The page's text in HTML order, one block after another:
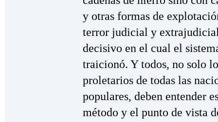
y otras formas de
terror judicial y
decisivo en el cual el
traicionó. Y todos, no solo
proletarios de todas las
populares, deben entender
método y el punto de vista